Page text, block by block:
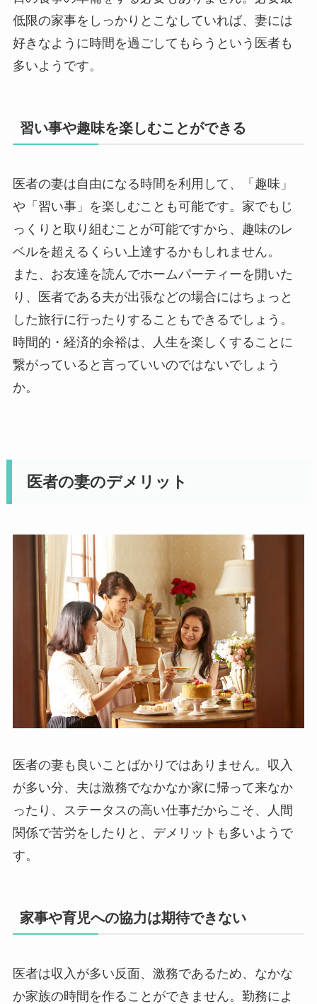
低限の家事をしっかりとこなしていれば、妻には
好きなように時間を過ごしてもらうという医者も
多いようです。
習い事や趣味を楽しむことができる
医者の妻は自由になる時間を利用して、「趣味」
や「習い事」を楽しむことも可能です。家でもじ
っくりと取り組むことが可能ですから、趣味のレ
ベルを超えるくらい上達するかもしれません。
また、お友達を読んでホームパーティーを開いた
り、医者である夫が出張などの場合にはちょっと
した旅行に行ったりすることもできるでしょう。
時間的・経済的余裕は、人生を楽しくすることに
繋がっていると言っていいのではないでしょう
か。
医者の妻のデメリット
医者の妻も良いことばかりではありません。収入
が多い分、夫は激務でなかなか家に帰って来なか
ったり、ステータスの高い仕事だからこそ、人間
関係で苦労をしたりと、デメリットも多いようで
す。
家事や育児への協力は期待できない
医者は収入が多い反面、激務であるため、なかな
か家族の時間を作ることができません。勤務によ